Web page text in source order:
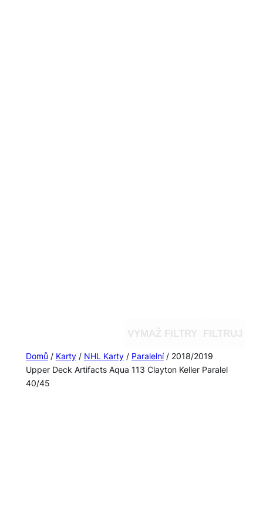
Domů / Karty/ NHL Karty/ Paralelní/ 2018/2019
Upper Deck Artifacts Aqua 113 Clayton Keller Paralel
40/45